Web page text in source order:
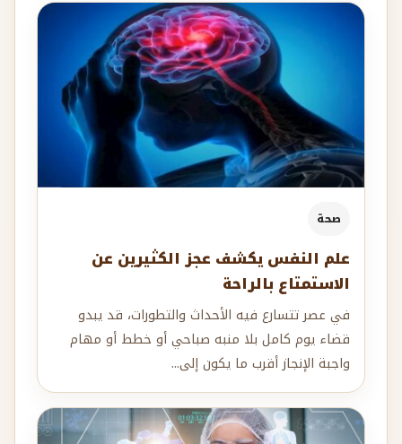
صحة
علم النفس يكشف عجز الكثيرين عن
الاستمتاع بالراحة
في عصر تتسارع فيه الأحداث والتطورات، قد يبدو
قضاء يوم كامل بلا منبه صباحي أو خطط أو مهام
واجبة الإنجاز أقرب ما يكون إلى...